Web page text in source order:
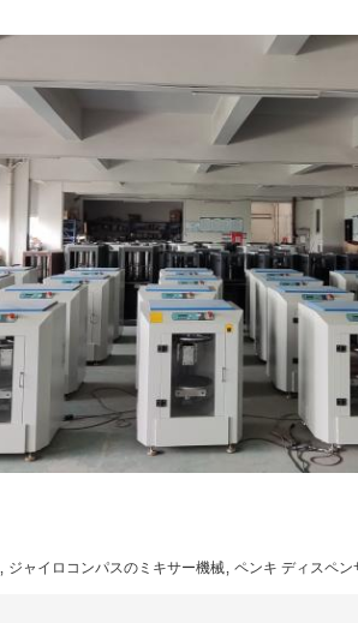
ジャイロコンパスのミキサー機械 ペンキ ディスペ